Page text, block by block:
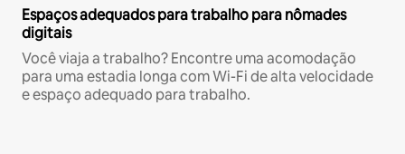
Espaços adequados para trabalho para nômades
digitais
Você viaja a trabalho? Encontre uma acomodação
para uma estadia longa com Wi-Fi de alta velocidade
e espaço adequado para trabalho.